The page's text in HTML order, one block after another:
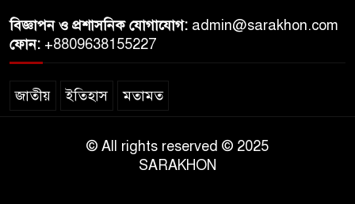
বিজ্ঞাপন ও প্রশাসনিক যোগাযোগ: admin@sarakhon.com
ফোন: +8809638155227
জাতীয় ইতিহাস মতামত
© All rights reserved © 2025
SARAKHON